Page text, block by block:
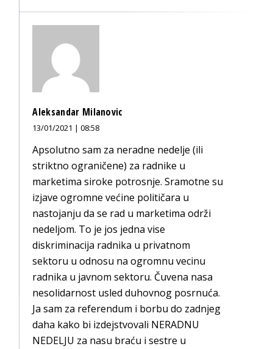
Aleksandar Milanovic
13/01/2021 | 08:58
Apsolutno sam za neradne nedelje (ili
striktno ograničene) za radnike u
marketima siroke potrosnje. Sramotne su
izjave ogromne većine političara u
nastojanju da se rad u marketima održi
nedeljom. To je jos jedna vise
diskriminacija radnika u privatnom
sektoru u odnosu na ogromnu vecinu
radnika u javnom sektoru. Čuvena nasa
nesolidarnost usled duhovnog posrnuća.
Ja sam za referendum i borbu do zadnjeg
daha kako bi izdejstvovali NERADNU
NEDELJU za nasu braću i sestre u